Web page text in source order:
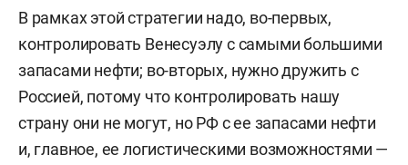
В рамках этой стратегии надо, во-первых,
контролировать Венесуэлу с самыми большими
запасами нефти; во-вторых, нужно дружить с
Россией, потому что контролировать нашу
страну они не могут, но РФ с ее запасами нефти
и, главное, ее логистическими возможностями —